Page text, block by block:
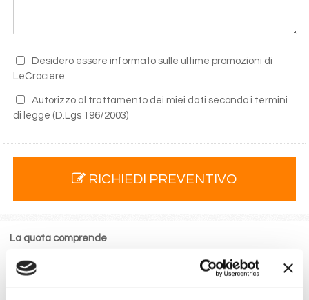
Desidero essere informato sulle ultime promozioni di
LeCrociere.
Autorizzo al trattamento dei miei dati secondo i termini
di legge (D.Lgs 196/2003)
RICHIEDI PREVENTIVO
La quota comprende
La sistemazione nella cabina prescelta dotata di ogni
comfort: servizi privati, aria condizionata, telefono, TV